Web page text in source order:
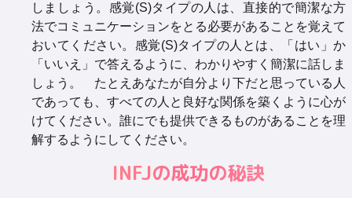
しましょう。感覚(S)タイプの人は、直接的で簡潔な方
法でコミュニケーションをとる必要があることを覚えて
おいてください。感覚(S)タイプの人とは、「はい」か
「いいえ」で答えるように、わかりやすく簡潔に話しま
しょう。 たとえあなたが自分より下だと思っている人
であっても、すべての人と良好な関係を築くように心が
けてください。誰にでも提供できるものがあることを理
解するようにしてください。
INFJの成功の秘訣